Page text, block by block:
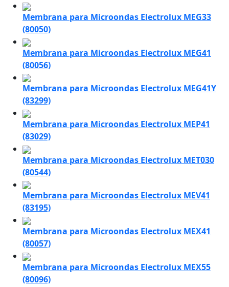
Membrana para Microondas Electrolux MEG33
(80050)
Membrana para Microondas Electrolux MEG41
(80056)
Membrana para Microondas Electrolux MEG41Y
(83299)
Membrana para Microondas Electrolux MEP41
(83029)
Membrana para Microondas Electrolux MET030
(80544)
Membrana para Microondas Electrolux MEV41
(83195)
Membrana para Microondas Electrolux MEX41
(80057)
Membrana para Microondas Electrolux MEX55
(80096)